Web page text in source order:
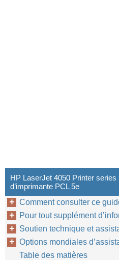
HP LaserJet 4050 Printer
d’imprimante PCL 5e
Comment consulter ce
Pour tout supplément
Soutien technique et
Options mondiales
Table des matières